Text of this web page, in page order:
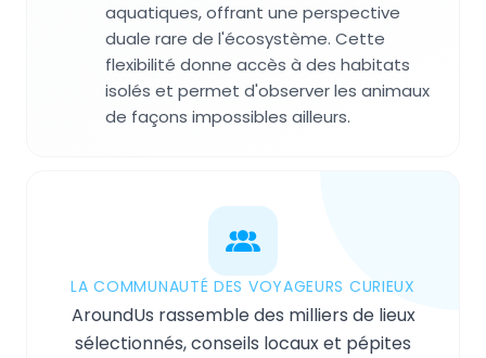
aquatiques, offrant une perspective
duale rare de l'écosystème. Cette
flexibilité donne accès à des habitats
isolés et permet d'observer les animaux
de façons impossibles ailleurs.
LA COMMUNAUTÉ DES VOYAGEURS CURIEUX
AroundUs rassemble des milliers de lieux
sélectionnés, conseils locaux et pépites